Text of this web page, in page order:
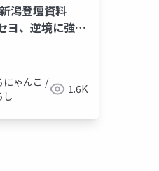
潟登壇資料
ヨ、逆境に強い
にゃんこ /
1.6K